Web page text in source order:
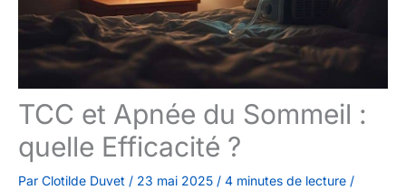
TCC et Apnée du Sommeil :
quelle Efficacité ?
Par Clotilde Duvet / 23 mai 2025 / 4 minutes de lecture /